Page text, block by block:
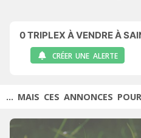
0TRIPLEX À VENDRE À
CRÉER UNE ALERTE
... MAIS CES ANNONCES